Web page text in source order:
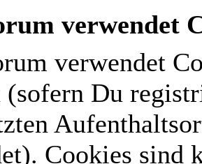
verwendet
verwendet
(sofern Du
Cookies sind